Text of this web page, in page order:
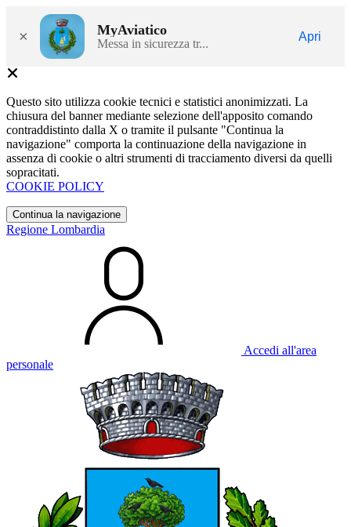
× MyAviatico
Messa in sicurezza tr...
Apri
Questo sito utilizza cookie tecnici e statistici anonimizzati. La
chiusura del banner mediante selezione dell'apposito comando
contraddistinto dalla X o tramite il pulsante "Continua la
navigazione" comporta la continuazione della navigazione in
assenza di cookie o altri strumenti di tracciamento diversi da quelli
sopracitati.
COOKIE POLICY
Continua la navigazione
Regione Lombardia
Accedi all'area
personale